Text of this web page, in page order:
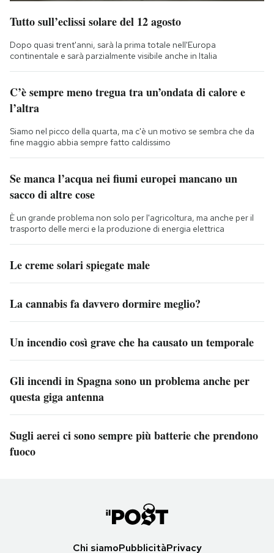
Tutto sull’eclissi solare del 12 agosto
Dopo quasi trent'anni, sarà la prima totale nell'Europa
continentale e sarà parzialmente visibile anche in Italia
C’è sempre meno tregua tra un’ondata di calore e
l’altra
Siamo nel picco della quarta, ma c'è un motivo se sembra che da
fine maggio abbia sempre fatto caldissimo
Se manca l’acqua nei fiumi europei mancano un
sacco di altre cose
È un grande problema non solo per l'agricoltura, ma anche per il
trasporto delle merci e la produzione di energia elettrica
Le creme solari spiegate male
La cannabis fa davvero dormire meglio?
Un incendio così grave che ha causato un temporale
Gli incendi in Spagna sono un problema anche per
questa giga antenna
Sugli aerei ci sono sempre più batterie che prendono
fuoco
Chi siamoPubblicitàPrivacy